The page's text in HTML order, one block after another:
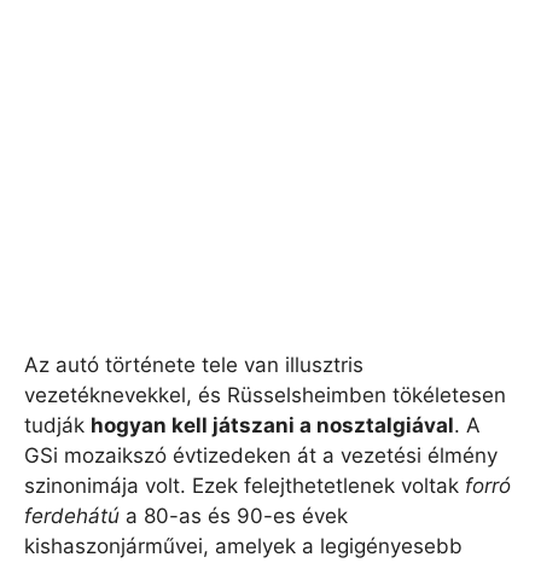
Az autó története tele van illusztris
vezetéknevekkel, és Rüsselsheimben tökéletesen
tudják hogyan kell játszani a nosztalgiával. A
GSi mozaikszó évtizedeken át a vezetési élmény
szinonimája volt. Ezek felejthetetlenek voltak forró
ferdehátú a 80-as és 90-es évek
kishaszonjárművei, amelyek a legigényesebb